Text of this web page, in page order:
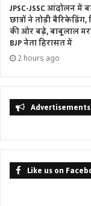
JPSC-JSSC आंदोलन में
छात्रों ने तोड़ी
की ओर बढ़े, बाबूलाल
BJP नेता हिरासत में
2 hours ago
Advertisements
Like us on